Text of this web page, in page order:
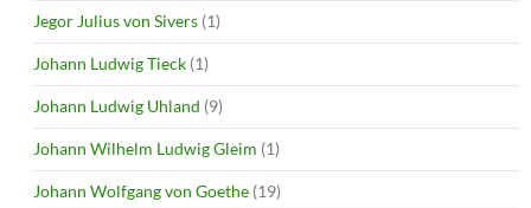
Jegor Julius von Sivers (1)
Johann Ludwig Tieck (1)
Johann Ludwig Uhland (9)
Johann Wilhelm Ludwig Gleim (1)
Johann Wolfgang von Goethe (19)